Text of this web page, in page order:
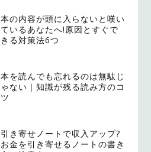
本の内容が頭に入らないと嘆い
ているあなたへ!原因とすぐで
きる対策法6つ
本を読んでも忘れるのは無駄じ
ゃない｜知識が残る読み方のコ
ツ
引き寄せノートで収入アップ?
お金を引き寄せるノートの書き